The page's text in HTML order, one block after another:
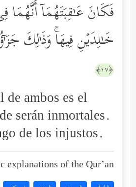
فَكَانَ عَـٰقِبَتَهُمَاۤ أَنَّهُمَا
خَـٰلِدَیۡنِ فِیهَاۚ وَذَ ٰ⁠لِكَ جَزَ
﴿١٧﴾
ambos es el
serán inmortales.
de los injustos.
explanations of the Qur’an: